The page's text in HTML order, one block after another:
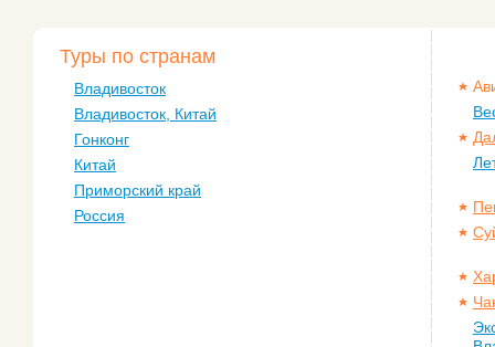
Туры по странам
Владивосток
Владивосток, Китай
Гонконг
Китай
Приморский край
Россия